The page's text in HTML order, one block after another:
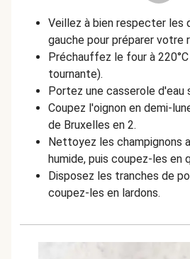
Veillez à bien respecter les
gauche pour préparer votre
Préchauffez le four à
tournante).
Portez une casserole d'eau
Coupez l'oignon en demi-
de Bruxelles en 2.
Nettoyez les champignons
humide, puis coupez-les en
Disposez les tranches de
coupez-les en lardons.